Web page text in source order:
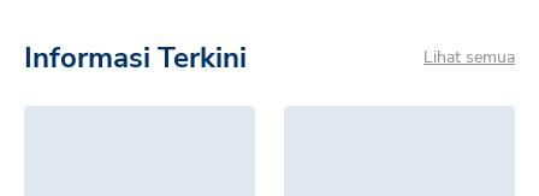
Informasi Terkini Lihat semua